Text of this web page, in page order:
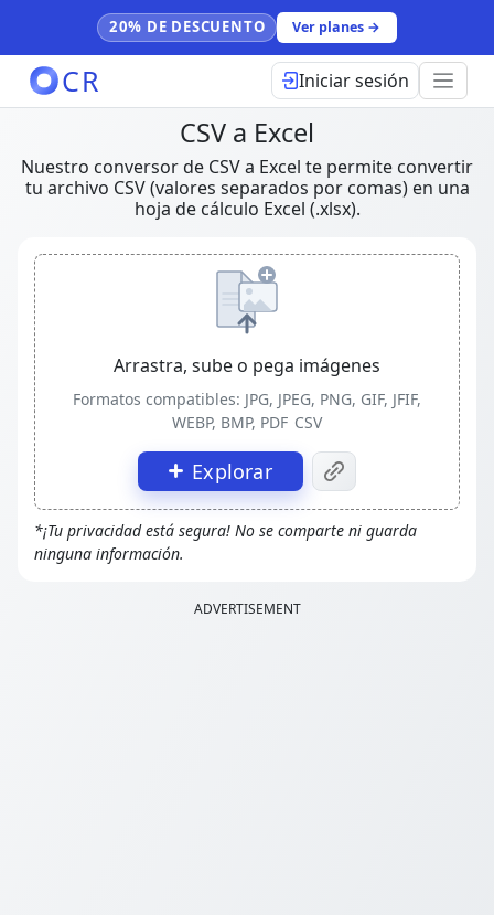
20% DE DESCUENTO Ver planes →
CR Iniciar sesión
CSV a Excel
Nuestro conversor de CSV a Excel te permite convertir
tu archivo CSV (valores separados por comas) en una
hoja de cálculo Excel (.xlsx).
Arrastra, sube o pega imágenes
Formatos compatibles: JPG, JPEG, PNG, GIF, JFIF,
WEBP, BMP, PDF CSV
Explorar
*¡Tu privacidad está segura! No se comparte ni guarda
ninguna información.
ADVERTISEMENT